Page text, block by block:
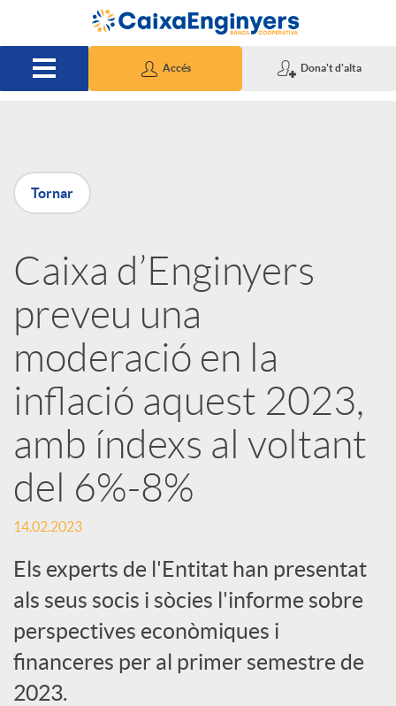
Salta al contingut principal
Accés Dona't d'alta
P
u
b
l
i
c
a
d
o
r
Tornar
Caixa d’Enginyers
preveu una
moderació en la
inflació aquest 2023,
amb índexs al voltant
del 6%-8%
14.02.2023
Els experts de l'Entitat han presentat
als seus socis i sòcies l'informe sobre
perspectives econòmiques i
financeres per al primer semestre de
2023.